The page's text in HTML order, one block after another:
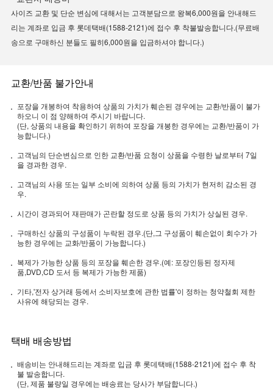
사이즈 교환 및 단순 변심에 대해서는 고객분담으로 왕복6,000원을 안내해드
리는 계좌로 입금 후 롯데택배(1588-2121)에 접수 후 착불발송합니다.(무료배
송으로 구매하신 분들도 필히6,000원을 입금하셔야 합니다.)
교환/반품 불가안내
포장을 개봉하여 착용하여 상품의 가치가 훼손된 경우에는 교환/반품이 불가
하오니 이 점 양해하여 주시기 바랍니다.
(단, 상품의 내용을 확인하기 위하여 포장을 개봉한 경우에는 교환/반품이 가
능합니다.)
고객님의 단순변심으로 인한 교환/반품 요청이 상품을 수령한 날로부터 7일
을 경과한 경우.
고객님의 사용 또는 일부 소비에 의하여 상품 등의 가치가 현저히 감소된 경
우.
시간이 경과되어 재판매가 곤란할 정도로 상품 등의 가치가 상실된 경우.
구매하신 상품의 구성품이 누락된 경우.(단,그 구성품이 훼손없이 회수가 가
능한 경우에는 교화/반품이 가능합니다.)
복제가 가능한 상품 등의 포장을 훼손한 경우.(예: 포장인등된 정자제
품,DVD,CD 도서 등 복제가 가능한 제품)
기타,'전자 상거래 등에서 소비자보호에 관한 법률'이 정하는 청약철회 제한
사유에 해당되는 경우.
택배 배송방법
배송비는 안내해드리는 계좌로 입금 후 롯데택배(1588-2121)에 접수 후 착
불 발송합니다.
(단, 제품 불량일 경우에는 배송료는 당사가 부담합니다.)